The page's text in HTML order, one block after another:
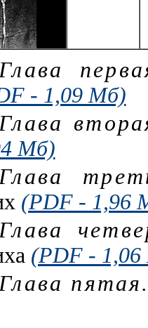
- 1,09 Мб)
Мб)
(PDF - 1,96
(PDF -